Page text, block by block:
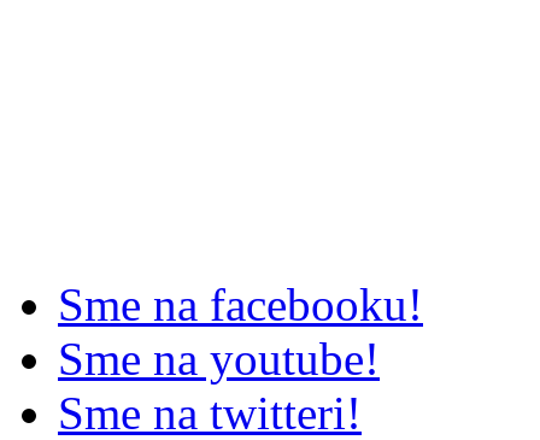
Sme na facebooku!
Sme na youtube!
Sme na twitteri!